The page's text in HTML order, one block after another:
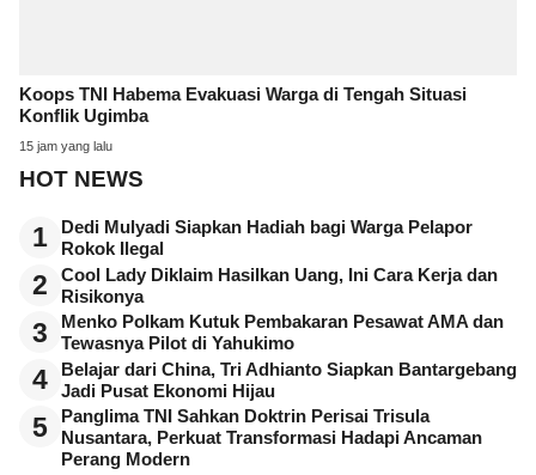
Koops TNI Habema Evakuasi Warga di Tengah Situasi
Konflik Ugimba
15 jam yang lalu
HOT NEWS
1
Dedi Mulyadi Siapkan Hadiah bagi Warga Pelapor
Rokok Ilegal
2
Cool Lady Diklaim Hasilkan Uang, Ini Cara Kerja dan
Risikonya
3
Menko Polkam Kutuk Pembakaran Pesawat AMA dan
Tewasnya Pilot di Yahukimo
4
Belajar dari China, Tri Adhianto Siapkan Bantargebang
Jadi Pusat Ekonomi Hijau
5
Panglima TNI Sahkan Doktrin Perisai Trisula
Nusantara, Perkuat Transformasi Hadapi Ancaman
Perang Modern